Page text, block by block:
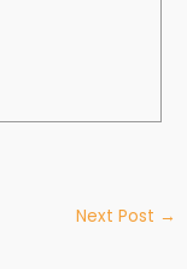
Next Post →